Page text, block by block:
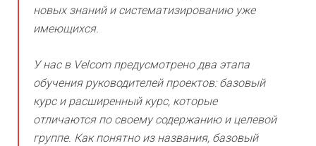
новых знаний и систематизированию уже
имеющихся.
У нас в Velcom предусмотрено два этапа
обучения руководителей проектов: базовый
курс и расширенный курс, которые
отличаются по своему содержанию и целевой
группе. Как понятно из названия, базовый